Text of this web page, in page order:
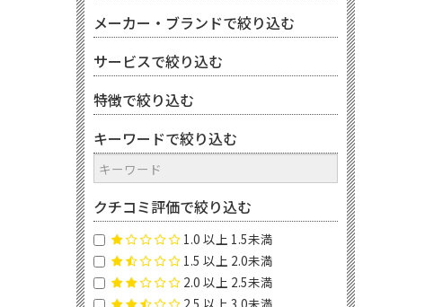
メーカー・ブランドで絞り込む
サービスで絞り込む
特徴で絞り込む
キーワードで絞り込む
クチコミ評価で絞り込む
1.0 以上 1.5未満
1.5 以上 2.0未満
2.0 以上 2.5未満